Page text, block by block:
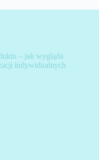
– jak wygląda
indywidualnych